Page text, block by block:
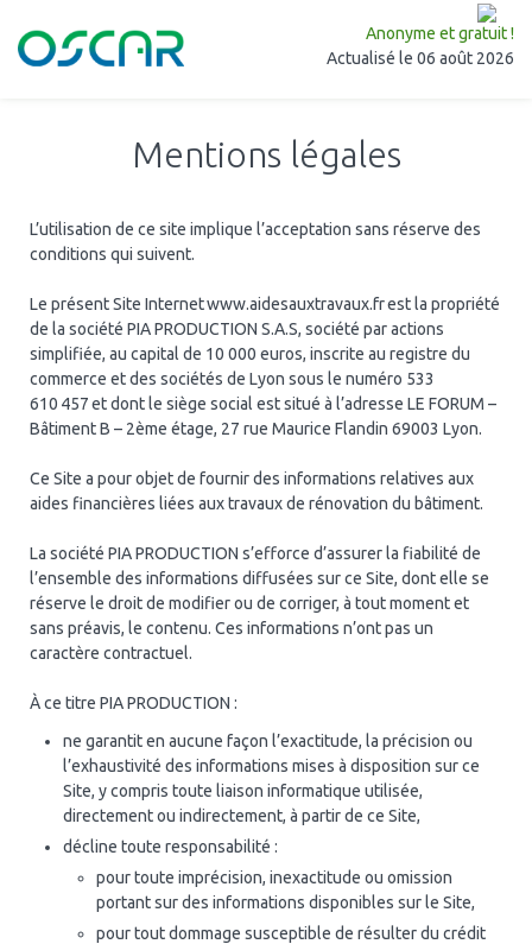
Anonyme et gratuit !
Actualisé le 06 août 2026
Mentions légales
L’utilisation de ce site implique l’acceptation sans réserve des
conditions qui suivent.
Le présent Site Internet www.aidesauxtravaux.fr est la propriété
de la société PIA PRODUCTION S.A.S, société par actions
simplifiée, au capital de 10 000 euros, inscrite au registre du
commerce et des sociétés de Lyon sous le numéro 533
610 457 et dont le siège social est situé à l’adresse LE FORUM –
Bâtiment B – 2ème étage, 27 rue Maurice Flandin 69003 Lyon.
Ce Site a pour objet de fournir des informations relatives aux
aides financières liées aux travaux de rénovation du bâtiment.
La société PIA PRODUCTION s’efforce d’assurer la fiabilité de
l’ensemble des informations diffusées sur ce Site, dont elle se
réserve le droit de modifier ou de corriger, à tout moment et
sans préavis, le contenu. Ces informations n’ont pas un
caractère contractuel.
À ce titre PIA PRODUCTION :
ne garantit en aucune façon l’exactitude, la précision ou
l’exhaustivité des informations mises à disposition sur ce
Site, y compris toute liaison informatique utilisée,
directement ou indirectement, à partir de ce Site,
décline toute responsabilité :
pour toute imprécision, inexactitude ou omission
portant sur des informations disponibles sur le Site,
pour tout dommage susceptible de résulter du crédit